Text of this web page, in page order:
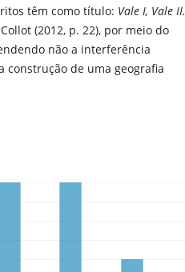
têm como título: Vale I, Vale II.
(2012, p. 22), por meio do
não a interferência
construção de uma geografia